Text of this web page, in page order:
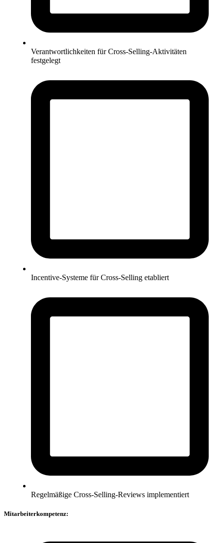
Verantwortlichkeiten für Cross-Selling-Aktivitäten
festgelegt
Incentive-Systeme für Cross-Selling etabliert
Regelmäßige Cross-Selling-Reviews implementiert
Mitarbeiterkompetenz: